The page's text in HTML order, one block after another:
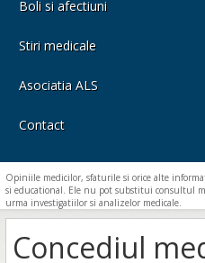
Boli si afectiuni
Stiri medicale
Asociatia ALS
Contact
Opiniile medicilor, sfaturile si orice alte
si educational. Ele nu pot substitui consultul
urma investigatiilor si analizelor medicale.
Concediul